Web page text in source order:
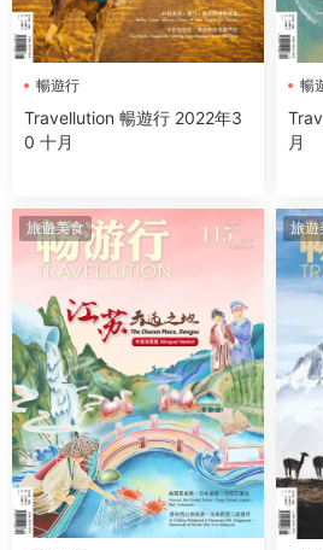
暢遊行
Travellution 暢遊行 2022年3
0 十月
暢
月
旅遊美食 旅遊